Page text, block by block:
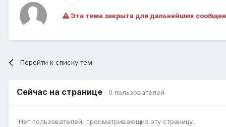
Эта тема закрыта для дальнейших
Перейти к списку тем
Сейчас на странице 0 пользователей
Нет пользователей, просматривающих эту страницу.